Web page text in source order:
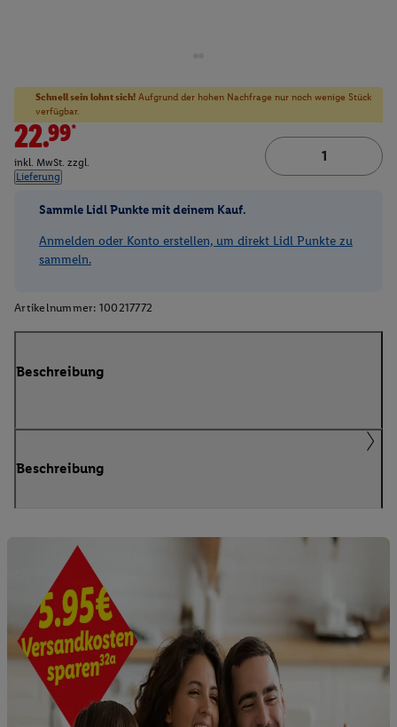
Schnell sein lohnt sich! Aufgrund der hohen Nachfrage nur noch wenige Stück
verfügbar.
22.99*
inkl. MwSt. zzgl.
Lieferung
Sammle Lidl Punkte mit deinem Kauf.
Anmelden oder Konto erstellen, um direkt Lidl Punkte zu
sammeln.
Artikelnummer: 100217772
Beschreibung
Beschreibung